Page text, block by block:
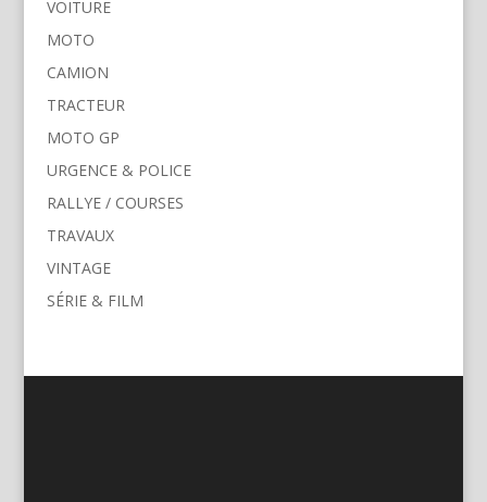
VOITURE
MOTO
CAMION
TRACTEUR
MOTO GP
URGENCE & POLICE
RALLYE / COURSES
TRAVAUX
VINTAGE
SÉRIE & FILM